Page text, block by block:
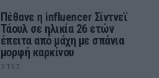
Πέθανε η influencer Σίντνεϊ
Τάουλ σε ηλικία 26 ετών
έπειτα από μάχη με σπάνια
μορφή καρκίνου
ΧΤΕΣ